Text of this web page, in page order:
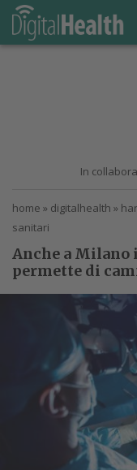
In
home » digitalhealth »
sanitari
Anche a
permette di